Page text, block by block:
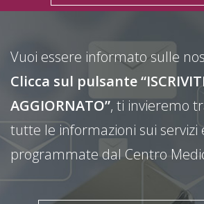
Vuoi essere informato sulle
Clicca sul pulsante
AGGIORNATO”, ti invieremo
tutte le informazioni sui servizi
programmate dal Centro